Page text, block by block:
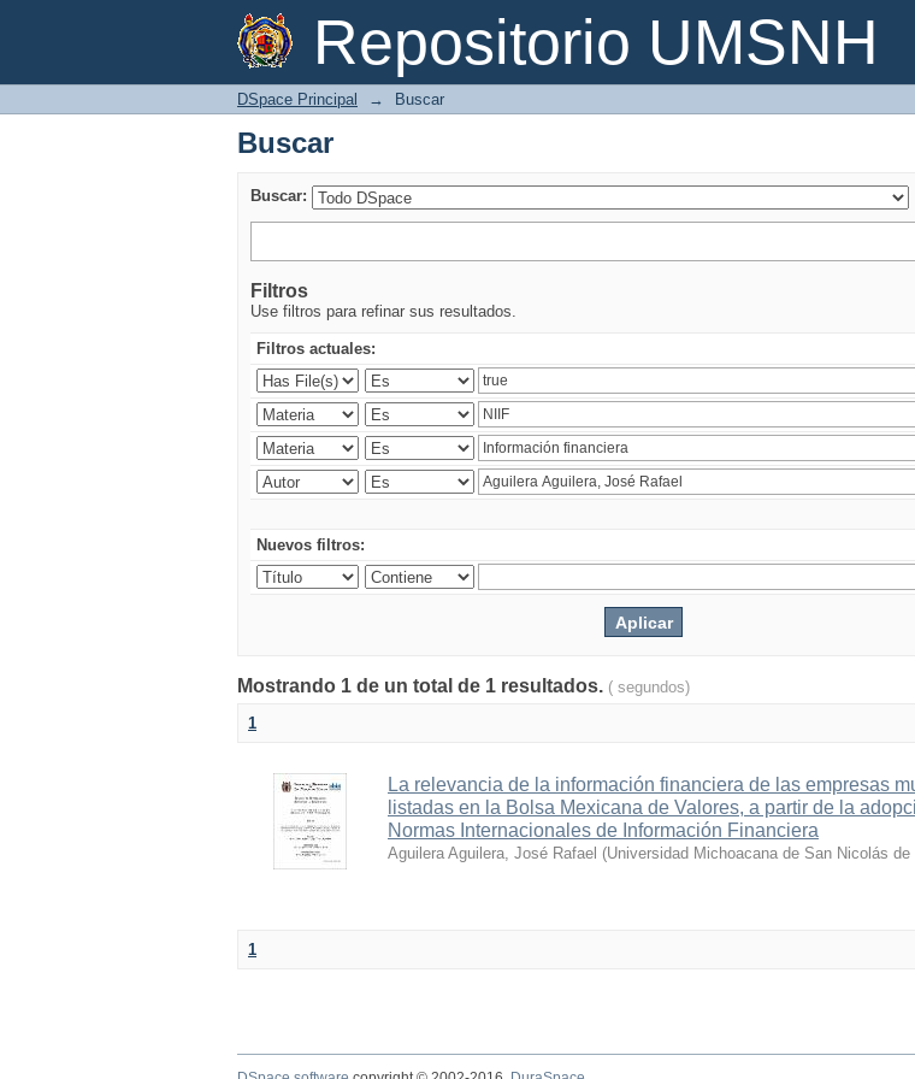
Repositorio UMSNH
Buscar
DSpace Principal → Buscar
Buscar
Buscar:
Filtros
Use filtros para refinar sus resultados.
Filtros actuales:
Nuevos filtros:
Mostrando 1 de un total de 1 resultados. ( segundos)
1
La relevancia de la información financiera de las empresas
listadas en la Bolsa Mexicana de Valores, a partir de la
Normas Internacionales de Información Financiera
Aguilera Aguilera, José Rafael (Universidad Michoacana de San Nicolás de
1